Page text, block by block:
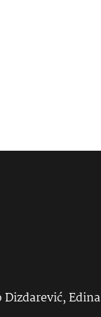
Edina